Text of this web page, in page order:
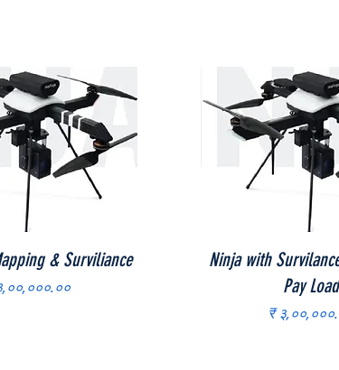
Quick View& Surviliance Quick View
Ninja with
Pay Load
Price
₹